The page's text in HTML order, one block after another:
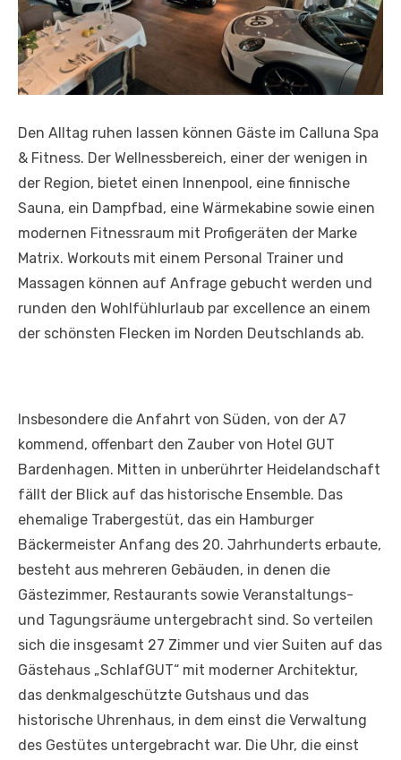
Den Alltag ruhen lassen können Gäste im Calluna Spa
& Fitness. Der Wellnessbereich, einer der wenigen in
der Region, bietet einen Innenpool, eine finnische
Sauna, ein Dampfbad, eine Wärmekabine sowie einen
modernen Fitnessraum mit Profigeräten der Marke
Matrix. Workouts mit einem Personal Trainer und
Massagen können auf Anfrage gebucht werden und
runden den Wohlfühlurlaub par excellence an einem
der schönsten Flecken im Norden Deutschlands ab.
Insbesondere die Anfahrt von Süden, von der A7
kommend, offenbart den Zauber von Hotel GUT
Bardenhagen. Mitten in unberührter Heidelandschaft
fällt der Blick auf das historische Ensemble. Das
ehemalige Trabergestüt, das ein Hamburger
Bäckermeister Anfang des 20. Jahrhunderts erbaute,
besteht aus mehreren Gebäuden, in denen die
Gästezimmer, Restaurants sowie Veranstaltungs-
und Tagungsräume untergebracht sind. So verteilen
sich die insgesamt 27 Zimmer und vier Suiten auf das
Gästehaus „SchlafGUT“ mit moderner Architektur,
das denkmalgeschützte Gutshaus und das
historische Uhrenhaus, in dem einst die Verwaltung
des Gestütes untergebracht war. Die Uhr, die einst